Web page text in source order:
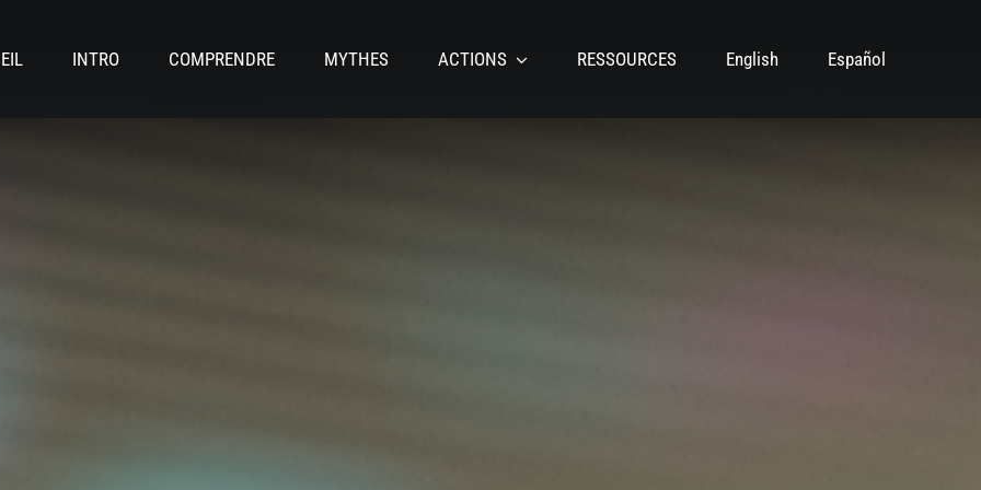
INTRO COMPRENDRE MYTHES ACTIONS RESSOURCES English Español